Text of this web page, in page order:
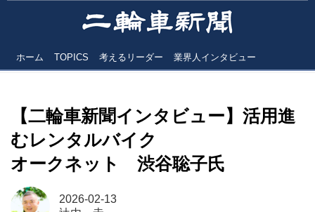
ホーム TOPICS 考えるリーダー 業界人インタビュー
【二輪車新聞インタビュー】活用進
むレンタルバイク
オークネット 渋谷聡子氏
2026-02-13